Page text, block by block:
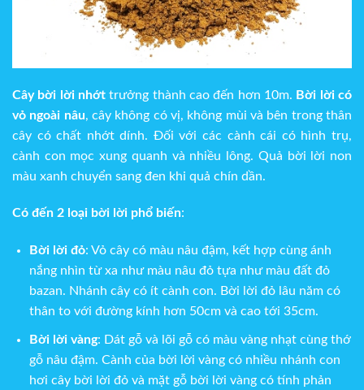
Cây bời lời nhớt trưởng thành cao đến hơn 10m. Bời lời có
vỏ ngoài nâu, cây không có vị, không mùi và bên trong thân
cây có chất nhớt dính. Đối với các cành cái có hình trụ,
cành con mọc xung quanh và nhiều lông. Quả bời lời non
màu xanh chuyển sang đen khi quả chín dần.
Có đến 2 loại bời lời phổ biến:
Bời lời đỏ: Vỏ cây có màu nâu đậm, kết hợp cùng ánh
nắng nhìn từ xa như màu nâu đỏ tựa như màu đất đỏ
bazan. Nhánh cây có ít cành con. Bời lời đỏ lâu năm có
thân to với đường kính hơn 50cm và cao tới 35cm.
Bời lời vàng: Dát gỗ và lõi gỗ có màu vàng nhạt cùng thớ
gỗ nâu đậm. Cành của bời lời vàng có nhiều nhánh con
hơi cây bời lời đỏ và mặt gỗ bời lời vàng có tính phản